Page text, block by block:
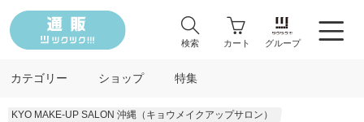
検索 カート グループ
カテゴリー ショップ 特集
KYO MAKE-UP SALON 沖縄（キョウメイクアップサロン）